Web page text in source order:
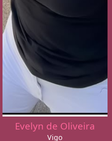
Evelyn de Oliveira
Vigo